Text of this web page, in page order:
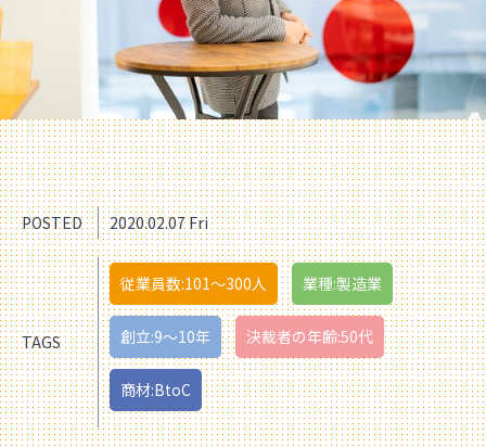
POSTED 2020.02.07 Fri
TAGS
従業員数:101〜300人 業種:製造業
創立:9〜10年 決裁者の年齢:50代
商材:BtoC